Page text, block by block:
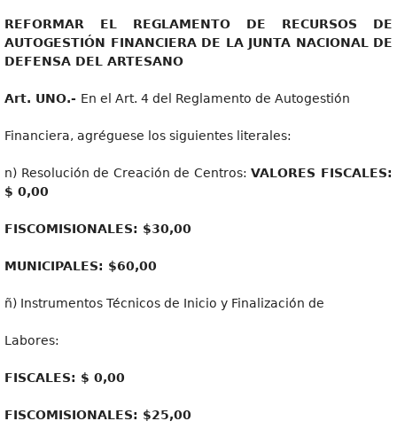
REFORMAR EL REGLAMENTO DE RECURSOS DE
AUTOGESTIÓN FINANCIERA DE LA JUNTA NACIONAL DE
DEFENSA DEL ARTESANO
Art. UNO.- En el Art. 4 del Reglamento de Autogestión
Financiera, agréguese los siguientes literales:
n) Resolución de Creación de Centros:VALORES FISCALES:
$ 0,00
FISCOMISIONALES: $30,00
MUNICIPALES: $60,00
ñ) Instrumentos Técnicos de Inicio y Finalización de
Labores:
FISCALES: $ 0,00
FISCOMISIONALES: $25,00